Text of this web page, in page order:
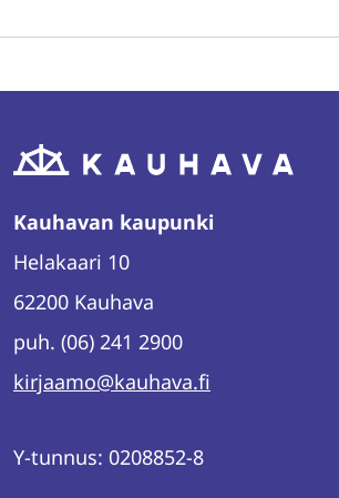
Kauhavan kaupunki
Helakaari 10
62200 Kauhava
puh. (06) 241 2900
kirjaamo@kauhava.fi
Y-tunnus: 0208852-8